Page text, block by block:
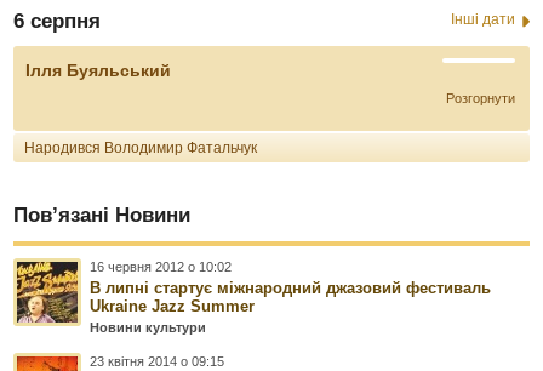
6 серпня Інші дати
Ілля Буяльський
Розгорнути
Народився Володимир Фатальчук
Пов’язані Новини
16 червня 2012 о 10:02
В липні стартує міжнародний джазовий фестиваль
Ukraine Jazz Summer
Новини культури
23 квітня 2014 о 09:15